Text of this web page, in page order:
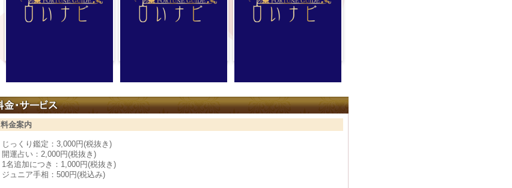
料金案内
じっくり鑑定：3,000円(税抜き)
開運占い：2,000円(税抜き)
1名追加につき：1,000円(税抜き)
ジュニア手相：500円(税込み)